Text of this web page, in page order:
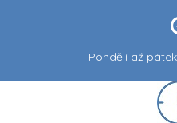
Pondělí až